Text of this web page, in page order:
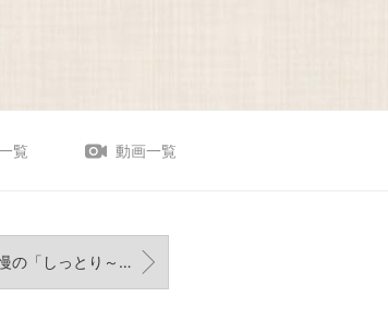
覧 動画一覧
自慢の「しっとり～たらこスパゲティ」☆ラー油との相性